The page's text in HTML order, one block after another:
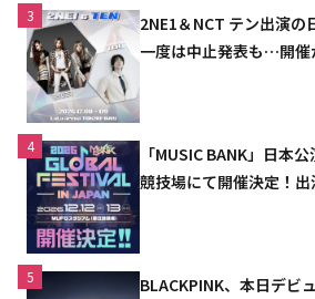
3
2NE1＆NCT テン出演の
一度は中止発表も…開催
4
「MUSIC BANK」日本
競技場にて開催決定！
5
BLACKPINK、本日デビ